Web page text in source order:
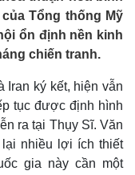
Tổng thống Mỹ
ổn định nền kinh
chiến tranh.
Iran ký kết, hiện vẫn
tục được định hình
ra tại Thụy Sĩ. Văn
nhiều lợi ích thiết
gia này cần một